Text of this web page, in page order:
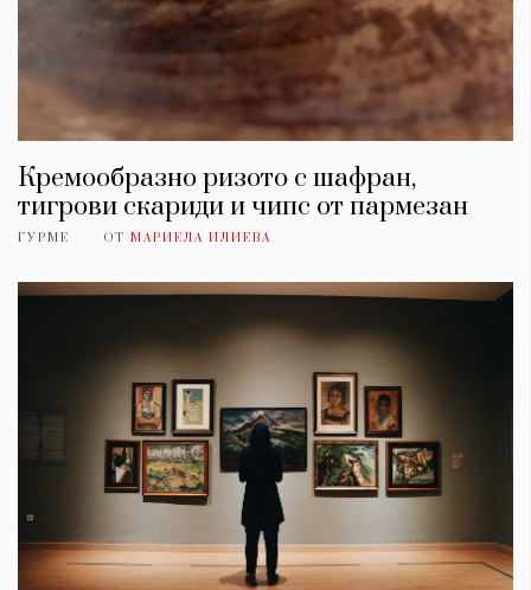
Кремообразно ризото с шафран,
тигрови скариди и чипс от пармезан
ГУРМЕ ОТ МАРИЕЛА ИЛИЕВА